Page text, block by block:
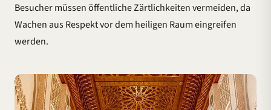
Besucher müssen öffentliche Zärtlichkeiten vermeiden, da
Wachen aus Respekt vor dem heiligen Raum eingreifen
werden.